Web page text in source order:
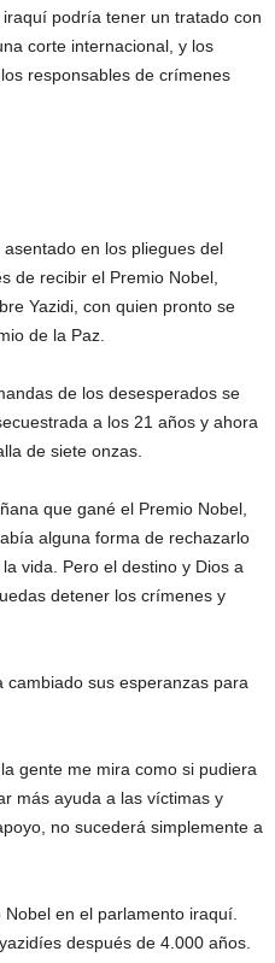
podría tener un tratado con
corte internacional, y los
responsables de crímenes
en los pliegues del
de recibir el Premio Nobel,
Yazidi, con quien pronto se
de la Paz.
de los desesperados se
a los 21 años y ahora
de siete onzas.
que gané el Premio Nobel,
alguna forma de rechazarlo
vida. Pero el destino y Dios a
detener los crímenes y
cambiado sus esperanzas para
gente me mira como si pudiera
más ayuda a las víctimas y
no sucederá simplemente a
en el parlamento iraquí.
después de 4.000 años.